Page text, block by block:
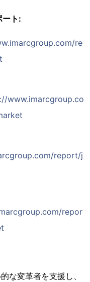
ート:
re
www.imarcgroup.co
report/j
repor
な変革者を支援し、